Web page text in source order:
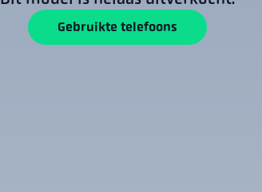
Gebruikte telefoons